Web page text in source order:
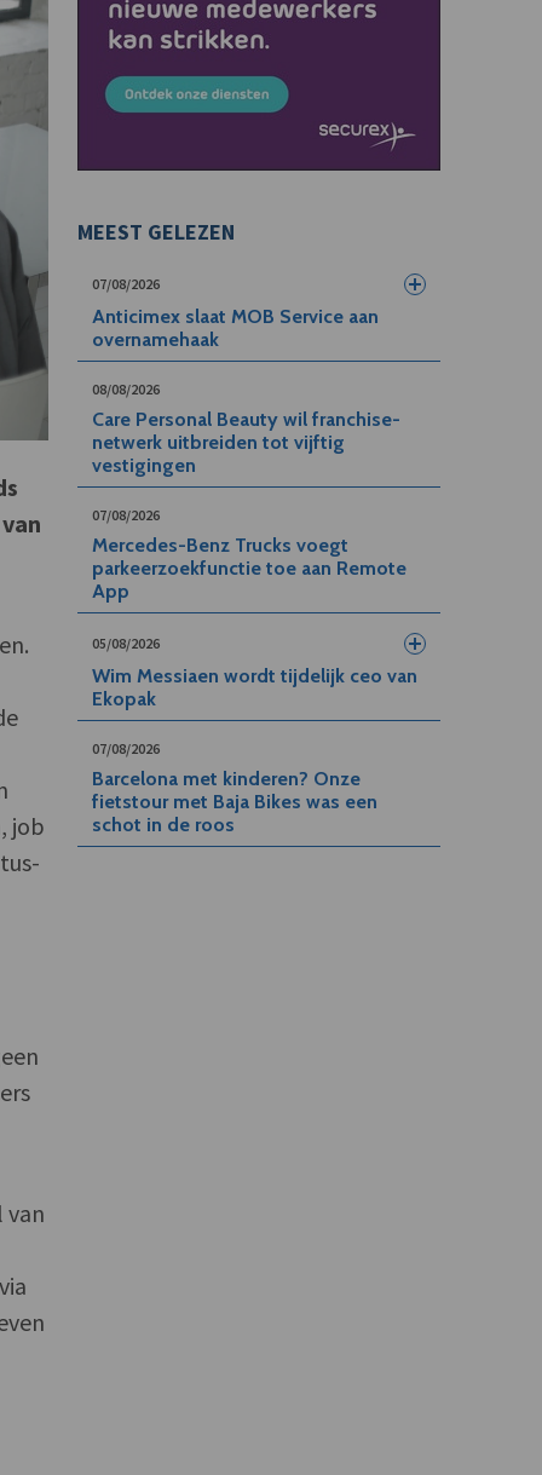
job
van
MEEST GELEZEN
07/08/2026
Anticimex slaat MOB Service aan
overnamehaak
08/08/2026
Care Personal Beauty wil franchise-
netwerk uitbreiden tot vijftig
vestigingen
07/08/2026
Mercedes-Benz Trucks voegt
parkeerzoekfunctie toe aan Remote
App
05/08/2026
Wim Messiaen wordt tijdelijk ceo van
Ekopak
07/08/2026
Barcelona met kinderen? Onze
fietstour met Baja Bikes was een
schot in de roos